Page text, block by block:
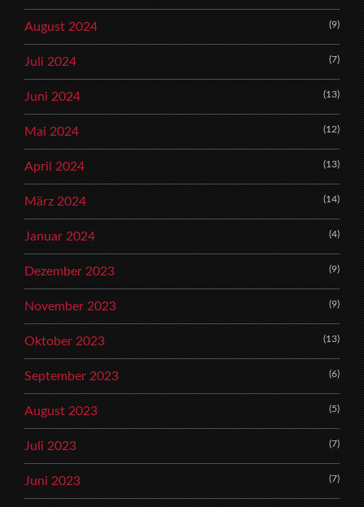
August 2024 (9)
Juli 2024 (7)
Juni 2024 (13)
Mai 2024 (12)
April 2024 (13)
März 2024 (14)
Januar 2024 (4)
Dezember 2023 (9)
November 2023 (9)
Oktober 2023 (13)
September 2023 (6)
August 2023 (5)
Juli 2023 (7)
Juni 2023 (7)